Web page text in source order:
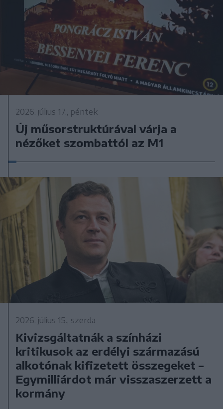
2026. július 17., péntek
Új műsorstruktúrával várja a
nézőket szombattól az M1
2026. július 15., szerda
Kivizsgáltatnák a színházi
kritikusok az erdélyi származású
alkotónak kifizetett összegeket –
Egymilliárdot már visszaszerzett a
kormány